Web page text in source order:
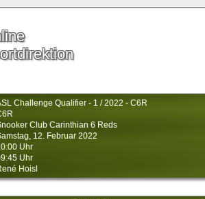
Challenge Qualifier - 1 / 2022 - C6R
Club Carinthian 6 Reds
12. Februar 2022
Uhr
Uhr
Hoisl